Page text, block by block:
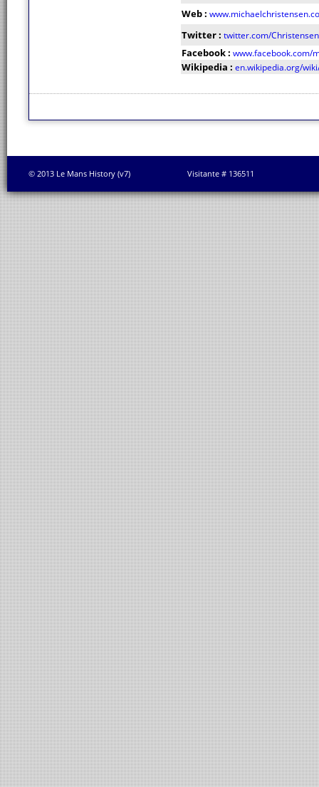
Web :
Twitter : twitter.com/
Facebook : www.facebook.com/
Wikipedia : en.wikipedia.org/
© 2013 Le Mans History (v7) Visitante # 136511